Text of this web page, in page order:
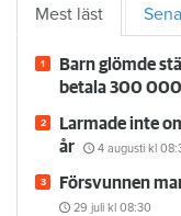
Mest läst
Barn glömde
betala 300 000
Larmade inte
år
4 augusti kl
Försvunnen
29 juli kl 08:30